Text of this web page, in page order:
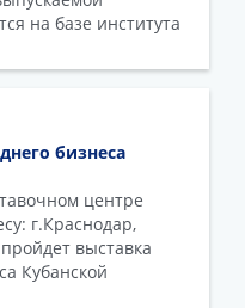
на базе института
бизнеса
центре
г.Краснодар,
выставка
Кубанской